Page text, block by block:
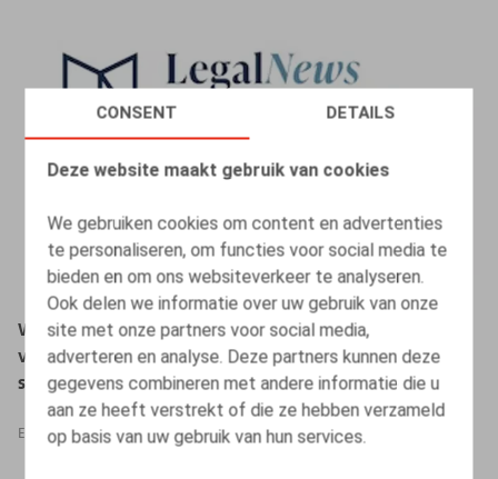
CONSENT DETAILS
Deze website maakt gebruik van cookies
We gebruiken cookies om content en advertenties
te personaliseren, om functies voor social media te
bieden en om ons websiteverkeer te analyseren.
Ook delen we informatie over uw gebruik van onze
site met onze partners voor social media,
adverteren en analyse. Deze partners kunnen deze
gegevens combineren met andere informatie die u
aan ze heeft verstrekt of die ze hebben verzameld
op basis van uw gebruik van hun services.
Webinar "Beroep doen op externe dienstverleners : 6
valstrikken (en tips om die te ontlopen)" (in
samenwerking met LegalNews/LegalLearning)
EVENTS 25.11.2022-25.11.2022